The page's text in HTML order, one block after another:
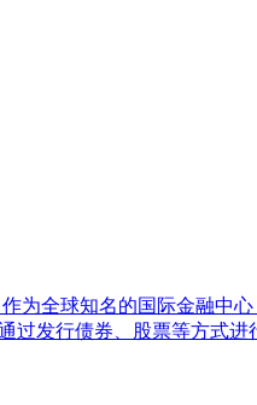
全球知名的国际金融中
发行债券、股票等方式进